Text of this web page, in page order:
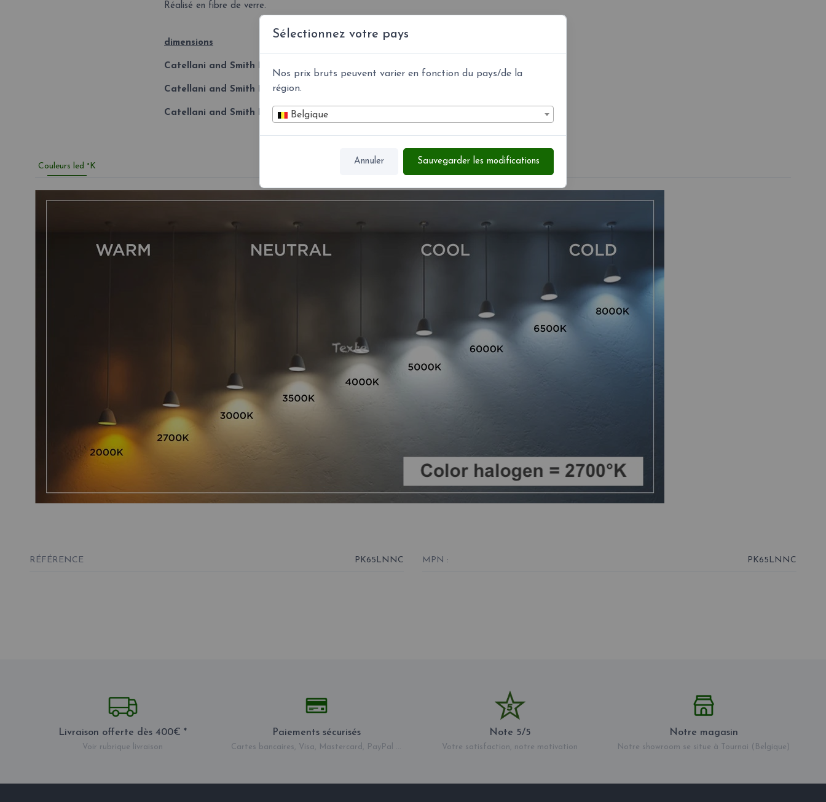
Sélectionnez votre pays
Nos prix bruts peuvent varier en fonction du pays/de la
région.
Belgique
Annuler Sauvegarder les modifications
Réalisé en fibre de verre.
dimensions
Catellani and Smith PostKrisi 65
Catellani and Smith PostKrisi 66
Catellani and Smith PostKrisi 67: Ø 80 cm 3xE27 8W LED bulb
Couleurs led °K
RÉFÉRENCE PK65LNNC MPN : PK65LNNC
Livraison offerte dès 400€ *
Voir rubrique livraison
Paiements sécurisés
Cartes bancaires, Visa, Mastercard, PayPal ...
Note 5/5
Votre satisfaction, notre motivation
Notre magasin
Notre showroom se situe à Tournai (Belgique)